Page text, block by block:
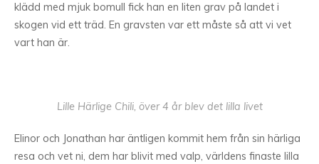
klädd med mjuk bomull fick han en liten grav på landet i
skogen vid ett träd. En gravsten var ett måste så att vi vet
vart han är.
Lille Härlige Chili, över 4 år blev det lilla livet
Elinor och Jonathan har äntligen kommit hem från sin härliga
resa och vet ni, dem har blivit med valp, världens finaste lilla